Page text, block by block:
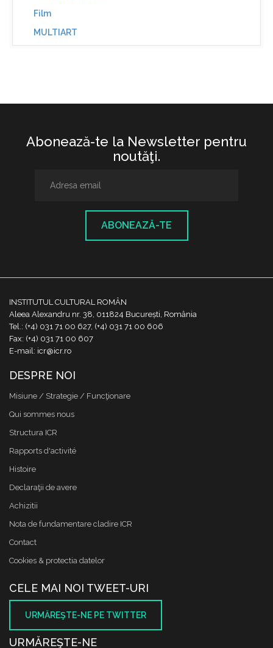
Film
MULTIART
Abonează-te la Newsletter pentru
noutăţi.
ABONEAZĂ-TE
INSTITUTUL CULTURAL ROMÂN
Aleea Alexandru nr. 38, 011824 București, România
Tel.: (+4) 031 71 00 627, (+4) 031 71 00 606
Fax: (+4) 031 71 00 607
E-mail: icr@icr.ro
DESPRE NOI
Misiune / Strategie / Funcţionare
Qui sommes nous
Structura ICR
Rapports d'activité
Histoire
Declaraţii de avere
Achizitii
Nota de fundamentare cladire ICR
Contact
Cookies & protectia datelor
CELE MAI NOI TWEET-URI
URMĂREŞTE-NE PE TWITTER
URMĂREŞTE-NE